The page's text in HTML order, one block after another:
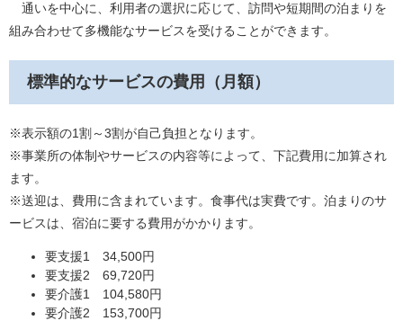
通いを中心に、利用者の選択に応じて、訪問や短期間の泊まりを
組み合わせて多機能なサービスを受けることができます。
標準的なサービスの費用（月額）
※表示額の1割～3割が自己負担となります。
※事業所の体制やサービスの内容等によって、下記費用に加算され
ます。
※送迎は、費用に含まれています。食事代は実費です。泊まりのサ
ービスは、宿泊に要する費用がかかります。
要支援1 34,500円
要支援2 69,720円
要介護1 104,580円
要介護2 153,700円